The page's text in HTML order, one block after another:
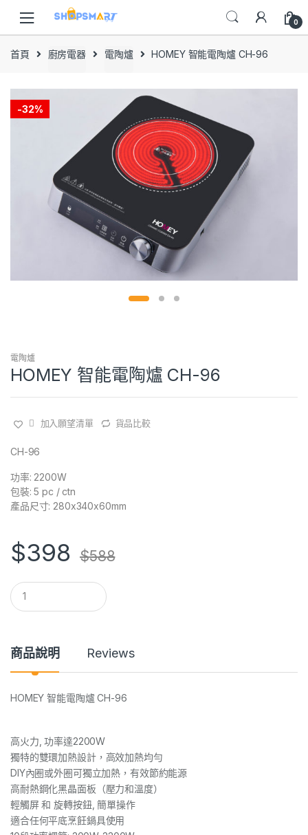
navigation
content
0
首頁 廚房電器 電陶爐 HOMEY 智能電陶爐 CH-96
-32%
電陶爐
HOMEY 智能電陶爐 CH-96
加入願望清單 貨品比較
CH-96
功率: 2200W
包裝: 5 pc / ctn
產品尺寸: 280x340x60mm
$398 $588
Q
u
a
i
t
y
商品說明 Reviews
HOMEY 智能電陶爐 CH-96
高火力, 功率達2200W
獨特的雙環加熱設計，高效加熱均勻
DIY內圈或外圈可獨立加熱，有效節約能源
高耐熱鋼化黑晶面板（壓力和溫度）
輕觸屏 和 旋轉按鈕, 簡單操作
適合任何平底烹飪鍋具使用